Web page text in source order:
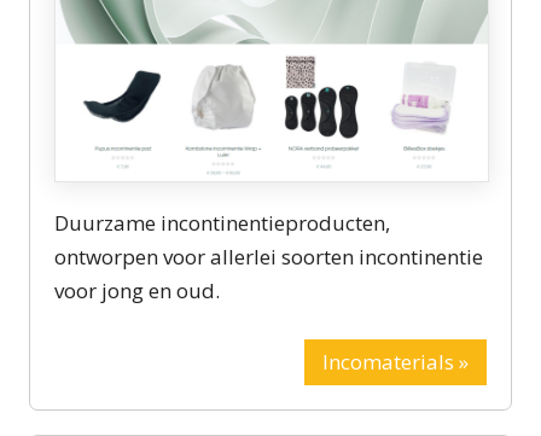
Duurzame incontinentieproducten,
ontworpen voor allerlei soorten incontinentie
voor jong en oud.
Incomaterials »